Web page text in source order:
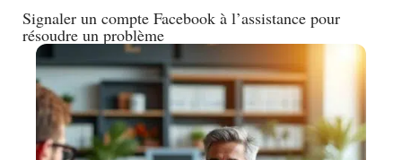
Signaler un compte Facebook à l’assistance pour
résoudre un problème